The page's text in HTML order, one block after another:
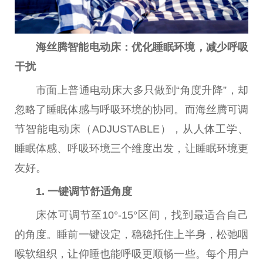
海丝腾智能电动床：优化睡眠环境，减少呼吸
干扰
市面上普通电动床大多只做到“角度升降”，却
忽略了睡眠体感与呼吸环境的协同。而海丝腾可调
节智能电动床（ADJUSTABLE），从人体工学、
睡眠体感、呼吸环境三个维度出发，让睡眠环境更
友好。
1. 一键调节舒适角度
床体可调节至10°-15°区间，找到最适合自己
的角度。睡前一键设定，稳稳托住上半身，松弛咽
喉软组织，让仰睡也能呼吸更顺畅一些。每个用户